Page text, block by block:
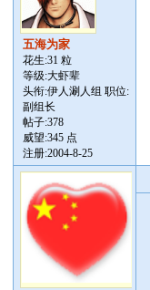
五海为家
花生:31 粒
等级:大虾辈
头衔:伊人涮人组 职位:
副组长
帖子:378
威望:345 点
注册:2004-8-25